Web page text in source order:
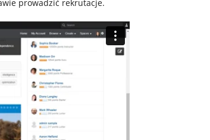
prowadzić rekrutacje.